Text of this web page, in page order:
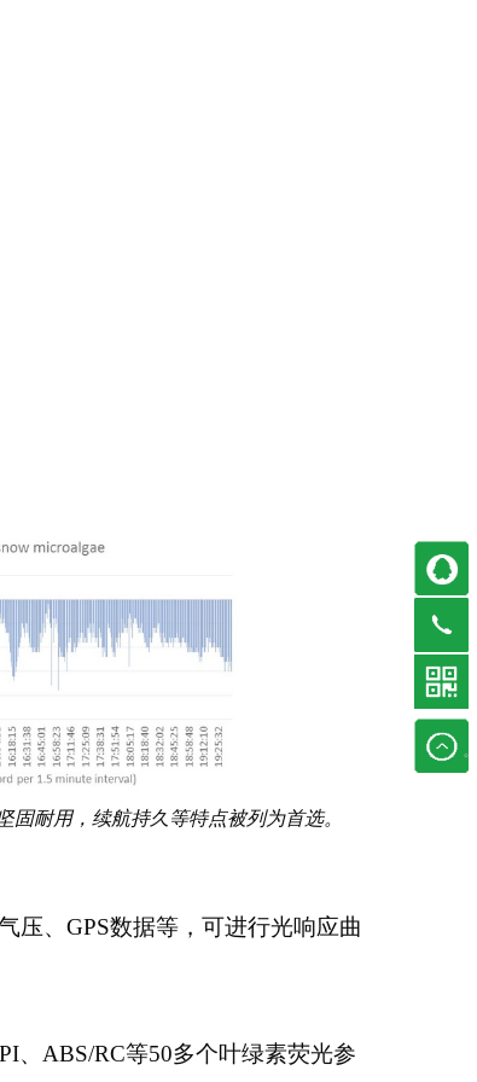
耐用，续航持久等特点被列为首选。
压、GPS数据等，可进行光响应曲
、ABS/RC等50多个叶绿素荧光参